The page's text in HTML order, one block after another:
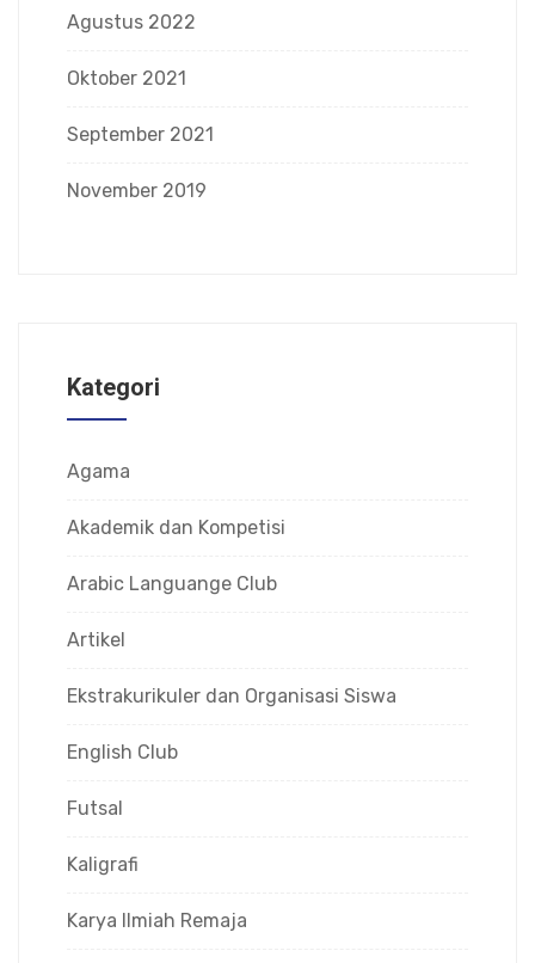
Agustus 2022
Oktober 2021
September 2021
November 2019
Kategori
Agama
Akademik dan Kompetisi
Arabic Languange Club
Artikel
Ekstrakurikuler dan Organisasi Siswa
English Club
Futsal
Kaligrafi
Karya Ilmiah Remaja